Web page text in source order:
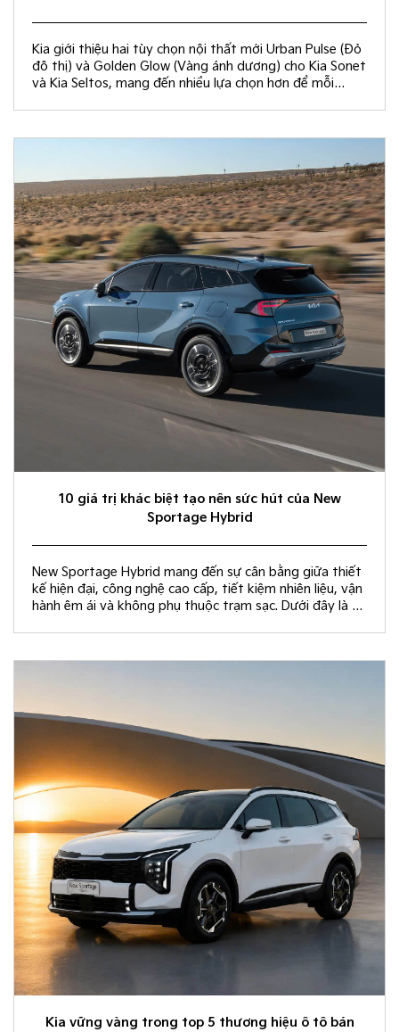
Kia giới thiệu hai tùy chọn nội thất mới Urban Pulse (Đỏ
đô thị) và Golden Glow (Vàng ánh dương) cho Kia Sonet
và Kia Seltos, mang đến nhiều lựa chọn hơn để mỗi
10 giá trị khác biệt tạo nên sức hút của New
Sportage Hybrid
New Sportage Hybrid mang đến sự cân bằng giữa thiết
kế hiện đại, công nghệ cao cấp, tiết kiệm nhiên liệu, vận
hành êm ái và không phụ thuộc trạm sạc. Dưới đây là 10
Kia vững vàng trong top 5 thương hiệu ô tô bán